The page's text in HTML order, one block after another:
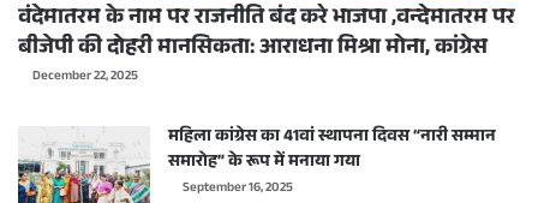
वंदेमातरम के नाम पर राजनीति बंद करे भाजपा ,वन्देमातरम पर
बीजेपी की दोहरी मानसिकता: आराधना मिश्रा मोना, कांग्रेस
December 22, 2025
महिला कांग्रेस का 41वां स्थापना दिवस “नारी सम्मान
समारोह” के रूप में मनाया गया
September 16, 2025